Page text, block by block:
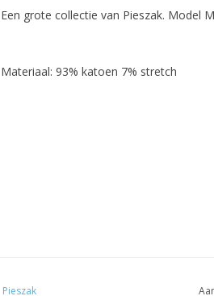
Een grote collectie van Pieszak. Model
Materiaal: 93% katoen 7% stretch
Pieszak